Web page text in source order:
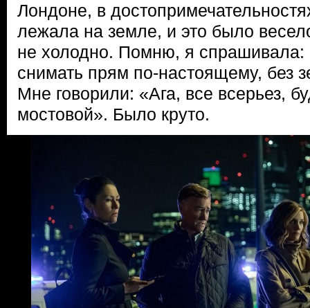
Лондоне, в
лежала на земле, и это было
не холодно. Помню, я
снимать прям по-настоящему, без
Мне говорили: «Ага, все всерьез,
мостовой». Было круто.